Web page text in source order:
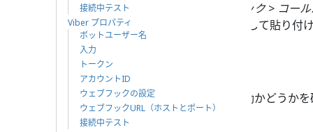
メッセンジャー設定 > ウェブフック > コー
ョンでFacebookアプリにコピーして貼り付
クンを作成します。
接続中テスト
認証情報をテストし、接続が有効かどうか
接続中テスト
Viber プロパティ
ボットユーザー名
入力
トークン
アカウントID
ウェブフックの設定
ウェブフックURL（ホストとポート）
接続中テスト